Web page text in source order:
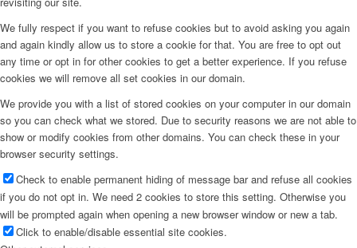
We fully respect if you want to refuse cookies but to avoid asking you again
and again kindly allow us to store a cookie for that. You are free to opt out
any time or opt in for other cookies to get a better experience. If you refuse
cookies we will remove all set cookies in our domain.
We provide you with a list of stored cookies on your computer in our domain
so you can check what we stored. Due to security reasons we are not able to
show or modify cookies from other domains. You can check these in your
browser security settings.
Check to enable permanent hiding of message bar and refuse all cookies
if you do not opt in. We need 2 cookies to store this setting. Otherwise you
will be prompted again when opening a new browser window or new a tab.
Click to enable/disable essential site cookies.